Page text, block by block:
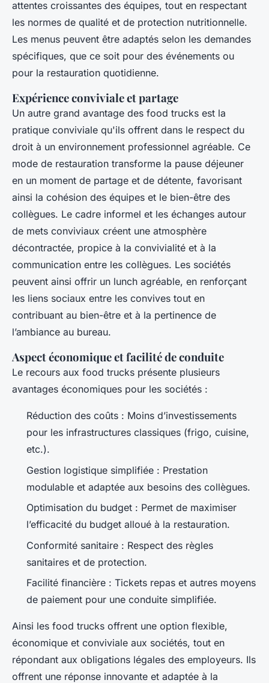
attentes croissantes des équipes, tout en respectant
les normes de qualité et de protection nutritionnelle.
Les menus peuvent être adaptés selon les demandes
spécifiques, que ce soit pour des événements ou
pour la restauration quotidienne.
Expérience conviviale et partage
Un autre grand avantage des food trucks est la
pratique conviviale qu'ils offrent dans le respect du
droit à un environnement professionnel agréable. Ce
mode de restauration transforme la pause déjeuner
en un moment de partage et de détente, favorisant
ainsi la cohésion des équipes et le bien-être des
collègues. Le cadre informel et les échanges autour
de mets conviviaux créent une atmosphère
décontractée, propice à la convivialité et à la
communication entre les collègues. Les sociétés
peuvent ainsi offrir un lunch agréable, en renforçant
les liens sociaux entre les convives tout en
contribuant au bien-être et à la pertinence de
l’ambiance au bureau.
Aspect économique et facilité de conduite
Le recours aux food trucks présente plusieurs
avantages économiques pour les sociétés :
Réduction des coûts : Moins d’investissements
pour les infrastructures classiques (frigo, cuisine,
etc.).
Gestion logistique simplifiée : Prestation
modulable et adaptée aux besoins des collègues.
Optimisation du budget : Permet de maximiser
l’efficacité du budget alloué à la restauration.
Conformité sanitaire : Respect des règles
sanitaires et de protection.
Facilité financière : Tickets repas et autres moyens
de paiement pour une conduite simplifiée.
Ainsi les food trucks offrent une option flexible,
économique et conviviale aux sociétés, tout en
répondant aux obligations légales des employeurs. Ils
offrent une réponse innovante et adaptée à la